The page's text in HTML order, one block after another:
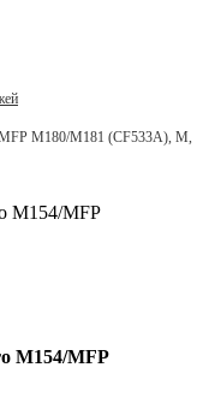
M180/M181 (CF533A), M,
M154/MFP